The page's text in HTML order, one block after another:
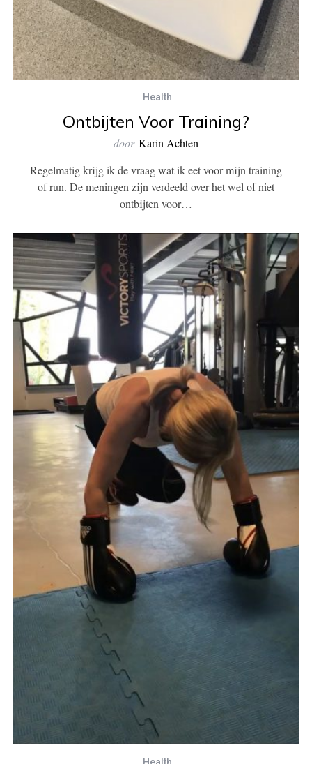
Health
Ontbijten Voor Training?
door Karin Achten
Regelmatig krijg ik de vraag wat ik eet voor mijn training
of run. De meningen zijn verdeeld over het wel of niet
ontbijten voor…
Health